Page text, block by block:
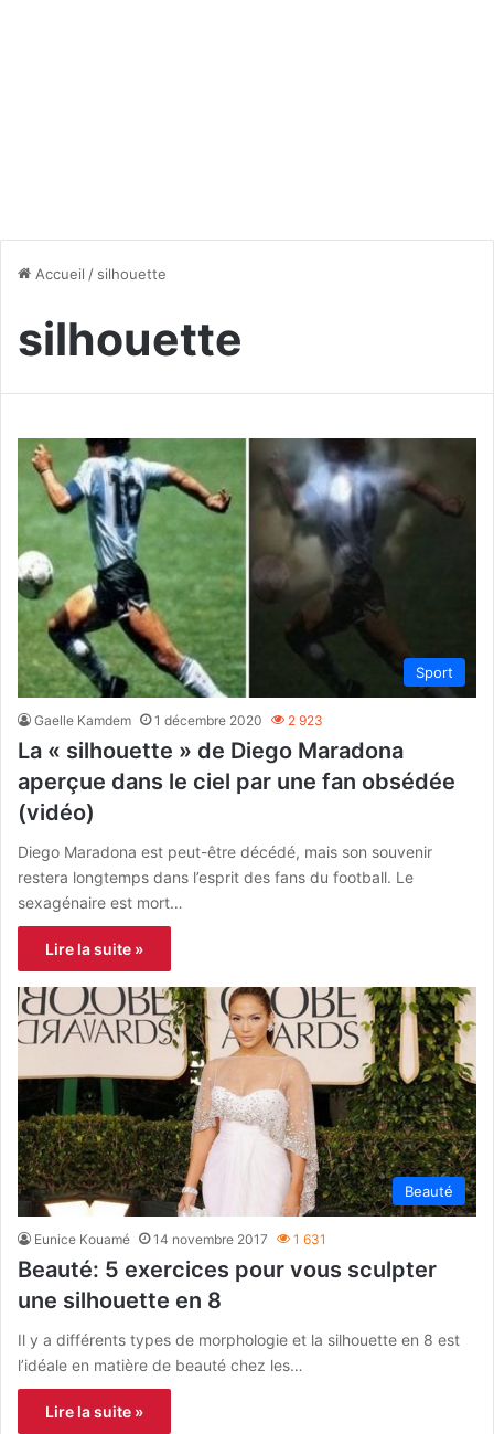
Accueil / silhouette
silhouette
Sport
Gaelle Kamdem 1 décembre 2020 2 923
La « silhouette » de Diego Maradona
aperçue dans le ciel par une fan obsédée
(vidéo)
Diego Maradona est peut-être décédé, mais son souvenir
restera longtemps dans l’esprit des fans du football. Le
sexagénaire est mort…
Lire la suite »
Beauté
Eunice Kouamé 14 novembre 2017 1 631
Beauté: 5 exercices pour vous sculpter
une silhouette en 8
Il y a différents types de morphologie et la silhouette en 8 est
l’idéale en matière de beauté chez les…
Lire la suite »